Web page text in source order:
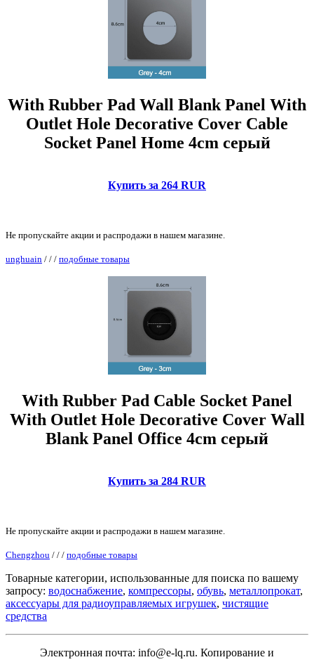
With Rubber Pad Wall Blank Panel With
Outlet Hole Decorative Cover Cable
Socket Panel Home 4cm серый
Купить за 264 RUR
Не пропускайте акции и распродажи в нашем магазине.
unghuain / / / подобные товары
With Rubber Pad Cable Socket Panel
With Outlet Hole Decorative Cover Wall
Blank Panel Office 4cm серый
Купить за 284 RUR
Не пропускайте акции и распродажи в нашем магазине.
Chengzhou / / / подобные товары
Товарные категории, использованные для поиска по вашему
запросу: водоснабжение, компрессоры, обувь, металлопрокат,
аксессуары для радиоуправляемых игрушек, чистящие
средства
Электронная почта: info@e-lq.ru. Копирование и